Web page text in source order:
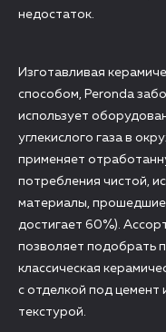
недостаток.
Изготавливая
способом, Peronda
использует
углекислого газа в
применяет
потребления чистой,
материалы,
достигает 60%).
позволяет подобрать
классическая
с отделкой под цемент
текстурой.